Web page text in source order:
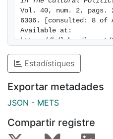
Vol. 40, num. 2, pags.
6306. [consulted: 8 of
Available at:
https://hdl.handle.net/
Estadístiques
Exportar metadades
JSON - METS
Compartir registre